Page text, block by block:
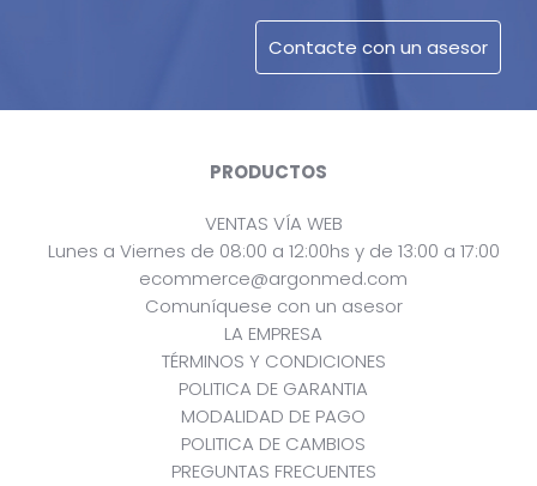
PRODUCTOS
VENTAS VÍA WEB
Lunes a Viernes de 08:00 a 12:00hs y de 13:00 a 17:00
ecommerce@argonmed.com
Comuníquese con un asesor
LA EMPRESA
TÉRMINOS Y CONDICIONES
POLITICA DE GARANTIA
MODALIDAD DE PAGO
POLITICA DE CAMBIOS
PREGUNTAS FRECUENTES